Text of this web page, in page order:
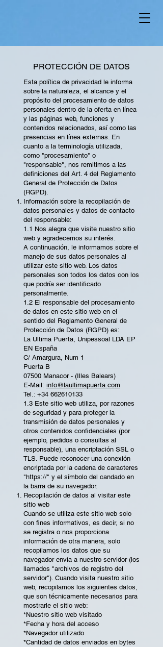
PROTECCIÓN DE DATOS
Esta política de privacidad le informa
sobre la naturaleza, el alcance y el
propósito del procesamiento de datos
personales dentro de la oferta en línea
y las páginas web, funciones y
contenidos relacionados, así como las
presencias en línea externas. En
cuanto a la terminología utilizada,
como "procesamiento" o
"responsable", nos remitimos a las
definiciones del Art. 4 del Reglamento
General de Protección de Datos
(RGPD).
Información sobre la recopilación de
datos personales y datos de contacto
del responsable:
1.1 Nos alegra que visite nuestro sitio
web y agradecemos su interés.
A continuación, le informamos sobre el
manejo de sus datos personales al
utilizar este sitio web. Los datos
personales son todos los datos con los
que podría ser identificado
personalmente.
1.2 El responsable del procesamiento
de datos en este sitio web en el
sentido del Reglamento General de
Protección de Datos (RGPD) es:
La Ultima Puerta, Unipessoal LDA EP
EN España
C/ Amargura, Num 1
Puerta B
07500 Manacor - (Illes Balears)
E-Mail: info@laultimapuerta.com
Tel.: +34 662610133
1.3 Este sitio web utiliza, por razones
de seguridad y para proteger la
transmisión de datos personales y
otros contenidos confidenciales (por
ejemplo, pedidos o consultas al
responsable), una encriptación SSL o
TLS. Puede reconocer una conexión
encriptada por la cadena de caracteres
"https://" y el símbolo del candado en
la barra de su navegador.
Recopilación de datos al visitar este
sitio web
Cuando se utiliza este sitio web solo
con fines informativos, es decir, si no
se registra o nos proporciona
información de otra manera, solo
recopilamos los datos que su
navegador envía a nuestro servidor (los
llamados "archivos de registro del
servidor"). Cuando visita nuestro sitio
web, recopilamos los siguientes datos,
que son técnicamente necesarios para
mostrarle el sitio web:
*Nuestro sitio web visitado
*Fecha y hora del acceso
*Navegador utilizado
*Cantidad de datos enviados en bytes